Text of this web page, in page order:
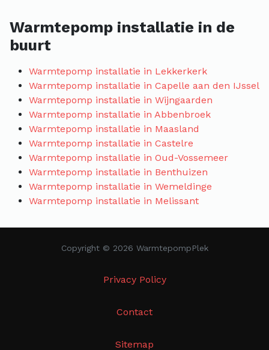
Warmtepomp installatie in de
buurt
Warmtepomp installatie in Lekkerkerk
Warmtepomp installatie in Capelle aan den IJssel
Warmtepomp installatie in Wijngaarden
Warmtepomp installatie in Abbenbroek
Warmtepomp installatie in Maasland
Warmtepomp installatie in Castelre
Warmtepomp installatie in Oud-Vossemeer
Warmtepomp installatie in Benthuizen
Warmtepomp installatie in Wemeldinge
Warmtepomp installatie in Melissant
Copyright © 2026 WarmtepompPlek
Privacy Policy
Contact
Sitemap